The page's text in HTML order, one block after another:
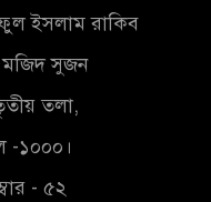
নতুন অধ্যায়
স্থিতিশীল
সময়
ইসলাম রাকিব
মজিদ সুজন
তলা,
-১০০০।
- ৫২